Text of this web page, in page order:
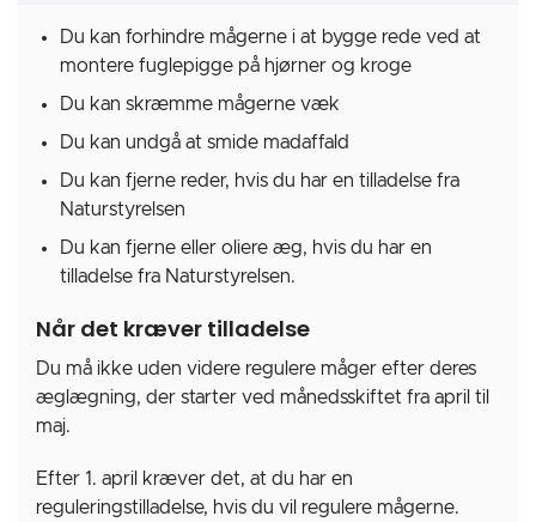
Du kan forhindre mågerne i at bygge rede ved at
montere fuglepigge på hjørner og kroge
Du kan skræmme mågerne væk
Du kan undgå at smide madaffald
Du kan fjerne reder, hvis du har en tilladelse fra
Naturstyrelsen
Du kan fjerne eller oliere æg, hvis du har en
tilladelse fra Naturstyrelsen.
Når det kræver tilladelse
Du må ikke uden videre regulere måger efter deres
æglægning, der starter ved månedsskiftet fra april til
maj.
Efter 1. april kræver det, at du har en
reguleringstilladelse, hvis du vil regulere mågerne.